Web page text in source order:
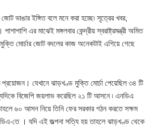
ভাঙার ইঙ্গিত বলে মনে করা হচ্ছে৷ সূত্রের খবর,
এর মাঝেই মঙ্গলবার কেন্দ্রীয় স্বরাষ্ট্রমন্ত্রী অমিত
মোর্চার জোট বদলের কাজ অনেকটাই এগিয়ে গেছে
যেখানে ঝাড়খণ্ড মুক্তি মোর্চা পেয়েছিল ৩৪ টি
বিজেপি জয়লাভ করেছিল ২১ টি আসনে ৷ এনডিএ
৬০ আসন নিয়ে তিনি ফের সরকার গঠন করতে সক্ষম
তে । যদি এই জল্পনা সত্যি হয় তাহলে ঝাড়খণ্ড থেকে